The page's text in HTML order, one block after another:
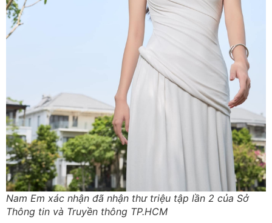
Nam Em xác nhận đã nhận thư triệu tập lần 2 của Sở
Thông tin và Truyền thông TP.HCM